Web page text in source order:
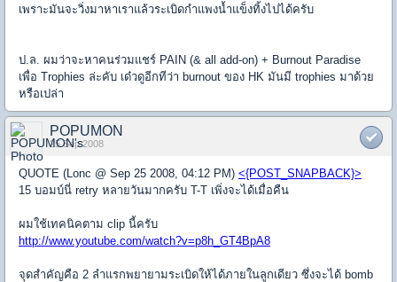
เพราะมันจะวิ่งมาหาเราแล้วระเบิดกำแพงน้ำแข็งทิ้งไปได้ครับ
ป.ล. ผมว่าจะหาคนร่วมแชร์ PAIN (& all add-on) + Burnout Paradise
เพื่อ Trophies ล่ะคับ เด๋วดูอีกทีว่า burnout ของ HK มันมี trophies มาด้วย
หรือเปล่า
POPUMON
25 Sep 2008
QUOTE (Lonc @ Sep 25 2008, 04:12 PM) <{POST_SNAPBACK}>
15 บอมบ์นี่ retry หลายวันมากครับ T-T เพิ่งจะได้เมื่อคืน
ผมใช้เทคนิคตาม clip นี้ครับ
http://www.youtube.com/watch?v=p8h_GT4BpA8
จุดสำคัญคือ 2 ลำแรกพยายามระเบิดให้ได้ภายในลูกเดียว ซึ่งจะได้ bomb